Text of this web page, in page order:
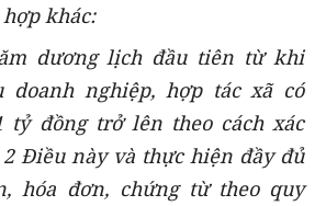
khác:
dương lịch đầu tiên từ khi
doanh nghiệp, hợp tác xã có
tỷ đồng trở lên theo cách xác
Điều này và thực hiện đầy đủ
hóa đơn, chứng từ theo quy